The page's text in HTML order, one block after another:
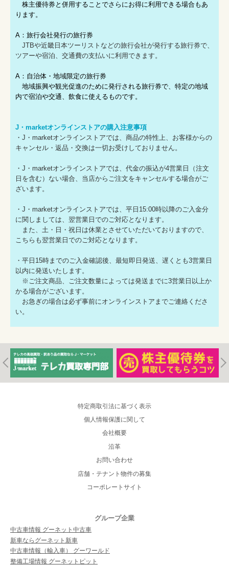
株主優待券と併用することでさらにお得に利用できる場合もあ
ります。
A：旅行会社発行の旅行券
JTBや近畿日本ツーリストなどの旅行会社が発行する旅行券で、
ツアーや宿泊、交通費の支払いに利用できます。
A：自治体・地域限定の旅行券
地域振興や観光促進のために発行される旅行券で、特定の地域
内で宿泊や交通、飲食に使えるものです。
J・marketオンラインストアの購入注意事項
・J・marketオンラインストアでは、商品の特性上、お客様からの
キャンセル・返品・交換は一切お受けしておりません。
・J・marketオンラインストアでは、代金の振込が4営業日（注文
日を含む）ない場合、当店からご注文をキャンセルする場合がご
ざいます。
・J・marketオンラインストアでは、平日15:00時以降のご入金分
に関しましては、翌営業日でのご対応となります。
また、土・日・祝日は休業とさせていただいておりますので、
こちらも翌営業日でのご対応となります。
・平日15時までのご入金確認後、最短即日発送、遅くとも3営業日
以内に発送いたします。
※ご注文商品、ご注文数量によっては発送までに3営業日以上か
かる場合がございます。
お急ぎの場合は必ず事前にオンラインストアまでご連絡くださ
い。
特定商取引法に基づく表示
個人情報保護に関して
会社概要
沿革
お問い合わせ
店舗・テナント物件の募集
コーポレートサイト
グループ企業
中古車情報 グーネット中古車
新車ならグーネット新車
中古車情報（輸入車） グーワールド
整備工場情報 グーネットピット